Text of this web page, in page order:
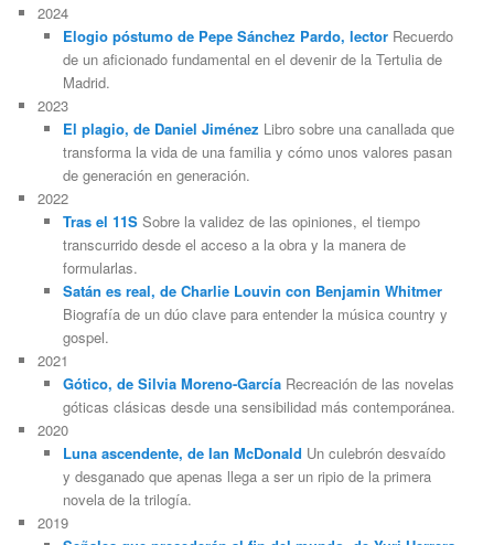
2024
Elogio póstumo de Pepe Sánchez Pardo, lectorRecuerdo
de un aficionado fundamental en el devenir de la Tertulia de
Madrid.
2023
El plagio, de Daniel Jiménez Libro sobre una canallada que
transforma la vida de una familia y cómo unos valores pasan
de generación en generación.
2022
Tras el 11SSobre la validez de las opiniones, el tiempo
transcurrido desde el acceso a la obra y la manera de
formularlas.
Satán es real, de Charlie Louvin con Benjamin Whitmer
Biografía de un dúo clave para entender la música country y
gospel.
2021
Gótico, de Silvia Moreno-GarcíaRecreación de las novelas
góticas clásicas desde una sensibilidad más contemporánea.
2020
Luna ascendente, de Ian McDonald Un culebrón desvaído
y desganado que apenas llega a ser un ripio de la primera
novela de la trilogía.
2019